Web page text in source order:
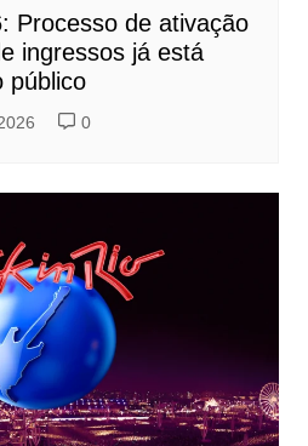
Processo de ativação
ingressos já está
público
0